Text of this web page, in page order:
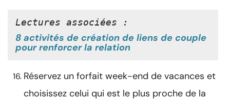
Lectures associées :
8 activités de création de liens de couple
pour renforcer la relation
Réservez un forfait week-end de vacances et
choisissez celui qui est le plus proche de la